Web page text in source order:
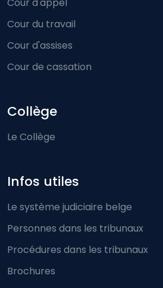
Cour du travail
Cour d'assises
Cour de cassation
Collège
Le Collège
Infos utiles
Le système judiciaire belge
Personnes dans les tribunaux
Procédures dans les tribunaux
Brochures